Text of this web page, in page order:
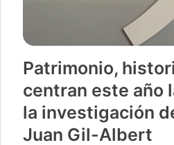
Patrimonio,
centran este año
la investigación
Juan Gil-Albert